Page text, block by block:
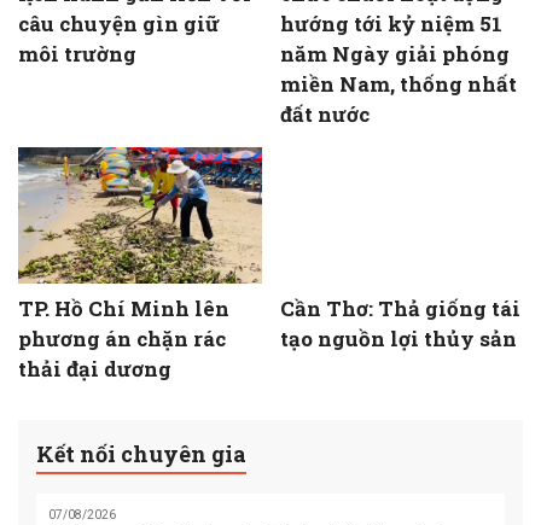
câu chuyện gìn giữ
môi trường
hướng tới kỷ niệm 51
năm Ngày giải phóng
miền Nam, thống nhất
đất nước
TP. Hồ Chí Minh lên
phương án chặn rác
thải đại dương
Cần Thơ: Thả giống tái
tạo nguồn lợi thủy sản
Kết nối chuyên gia
07/08/2026